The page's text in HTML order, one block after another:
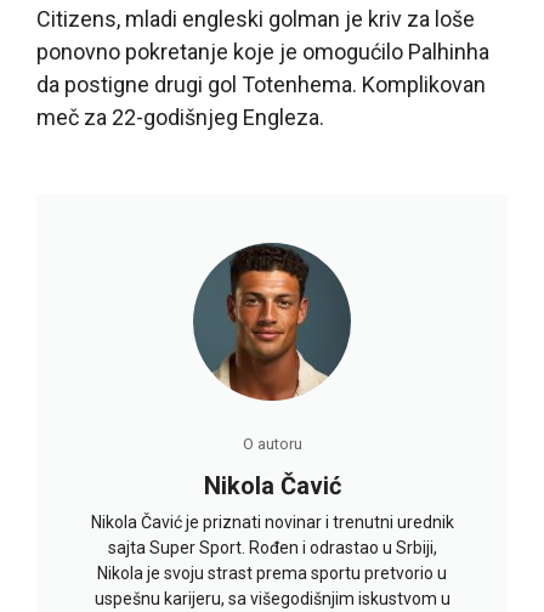
Citizens, mladi engleski golman je kriv za loše
ponovno pokretanje koje je omogućilo Palhinha
da postigne drugi gol Totenhema. Komplikovan
meč za 22-godišnjeg Engleza.
O autoru
Nikola Čavić
Nikola Čavić je priznati novinar i trenutni urednik
sajta Super Sport. Rođen i odrastao u Srbiji,
Nikola je svoju strast prema sportu pretvorio u
uspešnu karijeru, sa višegodišnjim iskustvom u